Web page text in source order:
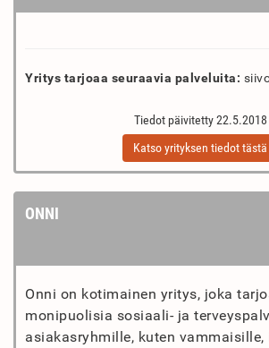
Yritys tarjoaa seuraavia palveluita:
Tiedot päivitetty 22.5.2018
Katso yrityksen tiedot tästä
ONNI
Onni on kotimainen yritys, joka
monipuolisia sosiaali- ja
asiakasryhmille, kuten